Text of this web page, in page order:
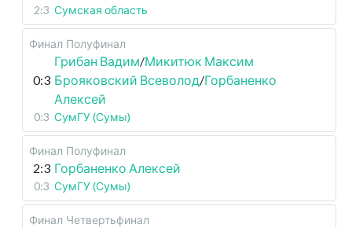
2:3 Сумская область
Финал Полуфинал
0:3
Грибан Вадим/Микитюк Максим
Брояковский Всеволод/Горбаненко
Алексей
0:3 СумГУ (Сумы)
Финал Полуфинал
2:3 Горбаненко Алексей
0:3 СумГУ (Сумы)
Финал Четвертьфинал